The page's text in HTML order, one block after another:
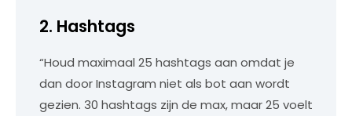
2. Hashtags
“Houd maximaal 25 hashtags aan omdat je
dan door Instagram niet als bot aan wordt
gezien. 30 hashtags zijn de max, maar 25 voelt